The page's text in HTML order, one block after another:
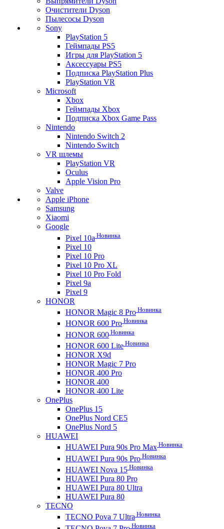
Очистители Dyson
Пылесосы Dyson
Sony
PlayStation 5
Геймпады PS5
Игры для PlayStation 5
Аксессуары PS5
Подписка PlayStation Plus
PlayStation VR
Microsoft
Xbox
Геймпады Xbox
Подписка Xbox Game Pass
Nintendo
Nintendo Switch 2
Nintendo Switch
VR шлемы
PlayStation VR
Oculus
Apple Vision Pro
Valve
Apple iPhone
Samsung
Xiaomi
Google
Pixel 10a Новинка
Pixel 10
Pixel 10 Pro
Pixel 10 Pro XL
Pixel 10 Pro Fold
Pixel 9a
Pixel 9
HONOR
HONOR Magic 8 Pro Новинка
HONOR 600 Pro Новинка
HONOR 600 Новинка
HONOR 600 Lite Новинка
HONOR X9d
HONOR Magic 7 Pro
HONOR 400 Pro
HONOR 400
HONOR 400 Lite
OnePlus
OnePlus 15
OnePlus Nord CE5
OnePlus Nord 5
HUAWEI
HUAWEI Pura 90s Pro Max Новинка
HUAWEI Pura 90s Pro Новинка
HUAWEI Nova 15 Новинка
HUAWEI Pura 80 Pro
HUAWEI Pura 80 Ultra
HUAWEI Pura 80
TECNO
TECNO Pova 7 Ultra Новинка
Новинка